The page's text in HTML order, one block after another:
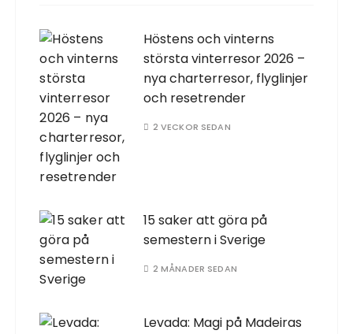
Höstens och vinterns
största vinterresor 2026 –
nya charterresor, flyglinjer
och resetrender
2 VECKOR SEDAN
15 saker att göra på
semestern i Sverige
2 MÅNADER SEDAN
Levada: Magi på Madeiras